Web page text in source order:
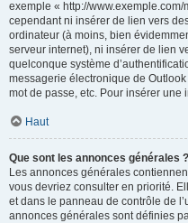
exemple « http://
cependant ni insérer de lien vers
ordinateur (à moins, bien
serveur internet), ni insérer de lien
quelconque système
messagerie électronique de
mot de passe, etc. Pour insérer
Haut
Que sont les annonces générales ?
Les annonces générales
vous devriez consulter en priorité.
et dans le panneau de contrôle de
annonces générales sont définies